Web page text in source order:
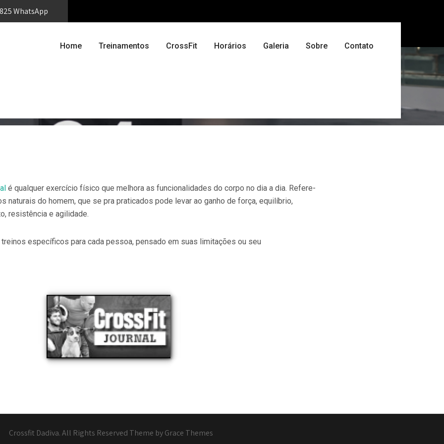
WhatsApp
Home Treinamentos CrossFit Horários Galeria Sobre Contato
é qualquer exercício físico que melhora as funcionalidades do corpo no dia a dia. Refere-
naturais do homem, que se pra praticados pode levar ao ganho de força, equilíbrio,
resistência e agilidade.
específicos para cada pessoa, pensado em suas limitações ou seu
Crossfit Dadiva. All Rights Reserved Theme by Grace Themes